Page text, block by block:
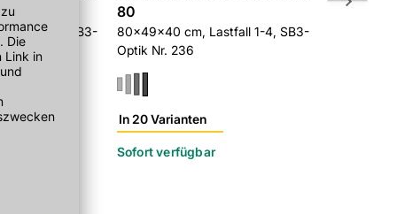
1-4, SB3-
80
80x49x40 cm, Lastfall 1-4, SB3-
Optik Nr. 236
In 20 Varianten
Sofort verfügbar